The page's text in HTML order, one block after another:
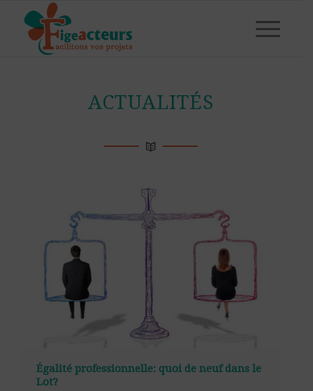
ACTUALITÉS
Égalité professionnelle: quoi de neuf dans le
Lot?